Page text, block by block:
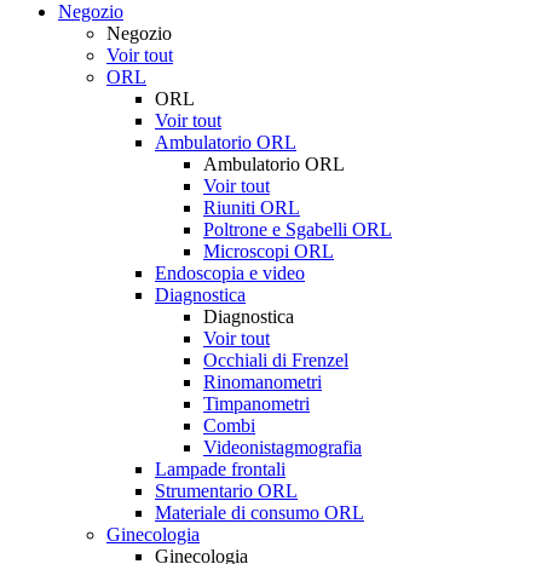
Negozio
Negozio
Voir tout
ORL
ORL
Voir tout
Ambulatorio ORL
Ambulatorio ORL
Voir tout
Riuniti ORL
Poltrone e Sgabelli ORL
Microscopi ORL
Endoscopia e video
Diagnostica
Diagnostica
Voir tout
Occhiali di Frenzel
Rinomanometri
Timpanometri
Combi
Videonistagmografia
Lampade frontali
Strumentario ORL
Materiale di consumo ORL
Ginecologia
Ginecologia